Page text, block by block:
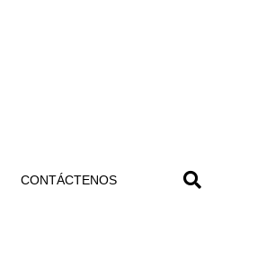
CONTÁCTENOS